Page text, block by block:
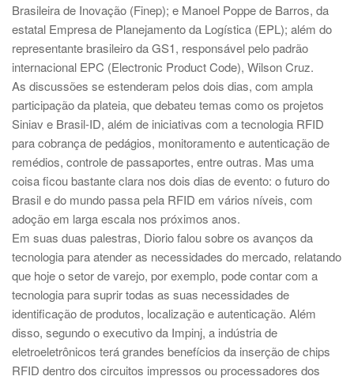
Brasileira de Inovação (Finep); e Manoel Poppe de Barros, da
estatal Empresa de Planejamento da Logística (EPL); além do
representante brasileiro da GS1, responsável pelo padrão
internacional EPC (Electronic Product Code), Wilson Cruz.
As discussões se estenderam pelos dois dias, com ampla
participação da plateia, que debateu temas como os projetos
Siniav e Brasil-ID, além de iniciativas com a tecnologia RFID
para cobrança de pedágios, monitoramento e autenticação de
remédios, controle de passaportes, entre outras. Mas uma
coisa ficou bastante clara nos dois dias de evento: o futuro do
Brasil e do mundo passa pela RFID em vários níveis, com
adoção em larga escala nos próximos anos.
Em suas duas palestras, Diorio falou sobre os avanços da
tecnologia para atender as necessidades do mercado, relatando
que hoje o setor de varejo, por exemplo, pode contar com a
tecnologia para suprir todas as suas necessidades de
identificação de produtos, localização e autenticação. Além
disso, segundo o executivo da Impinj, a indústria de
eletroeletrônicos terá grandes benefícios da inserção de chips
RFID dentro dos circuitos impressos ou processadores dos